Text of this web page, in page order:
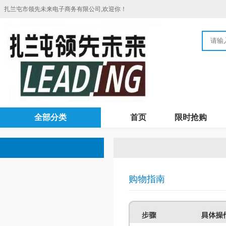
扎兰屯市领先未来电子商务有限公司,欢迎你！
全部分类 首页 限时抢购
购物指南